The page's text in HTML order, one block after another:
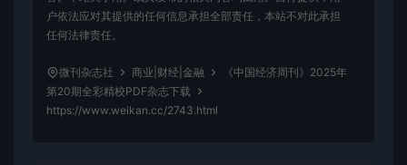
户依法应对其提供的任何信息承担全部责任，本站不对此承担
任何法律责任。
微刊杂志社 商业|财经|金融
《中国经济周刊》2025年
第20期全彩精校PDF杂志下载
https://www.weikan.cc/2743.html